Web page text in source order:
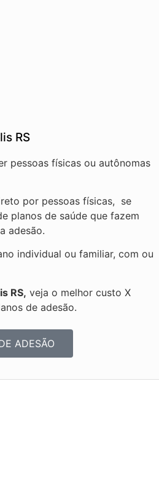
RS
pessoas físicas ou autônomas
por pessoas físicas, se
planos de saúde que fazem
adesão.
individual ou familiar, com ou
RS, veja o melhor custo X
de adesão.
ADESÃO